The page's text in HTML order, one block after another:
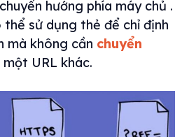
hướng phía máy chủ .
thể sử dụng thẻ để chỉ định
mà không cần chuyển
một URL khác.